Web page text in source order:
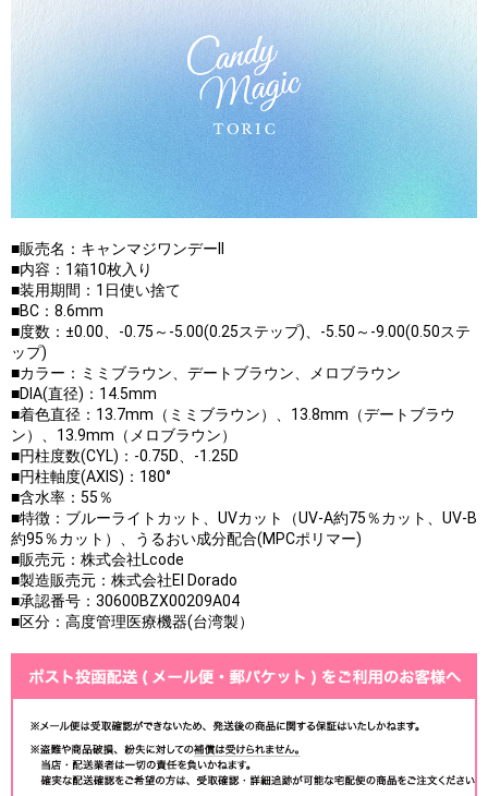
■販売名：キャンマジワンデーII
■内容：1箱10枚入り
■装用期間：1日使い捨て
■BC：8.6mm
■度数：±0.00、-0.75～-5.00(0.25ステップ)、-5.50～-9.00(0.50ステ
ップ)
■カラー：ミミブラウン、デートブラウン、メロブラウン
■DIA(直径)：14.5mm
■着色直径：13.7mm（ミミブラウン）、13.8mm（デートブラウ
ン）、13.9mm（メロブラウン）
■円柱度数(CYL)：-0.75D、-1.25D
■円柱軸度(AXIS)：180°
■含水率：55％
■特徴：ブルーライトカット、UVカット（UV-A約75％カット、UV-B
約95％カット）、うるおい成分配合(MPCポリマー)
■販売元：株式会社Lcode
■製造販売元：株式会社El Dorado
■承認番号：30600BZX00209A04
■区分：高度管理医療機器(台湾製）